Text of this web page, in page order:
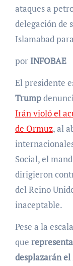
ataques a
delegación de
Islamabad
porINFOBAE
El presidente
Trump
Irán violó el
de Ormuz, al
Social, el
dirigieron
del Reino
inaceptable.
Pese a la
que
desplazarán